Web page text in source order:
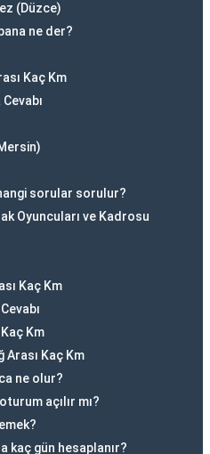
(Düzce)
ne der?
Kaç Km
sorular sorulur?
Oyuncuları ve Kadrosu
Kaç Km
Km
Arası Kaç Km
ne olur?
açılır mı?
kaç gün hesaplanır?